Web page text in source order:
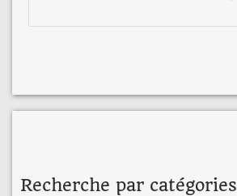
Recherche par catégories